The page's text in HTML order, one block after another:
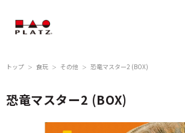
トップ ＞ 食玩 ＞ その他 ＞ 恐竜マスター2 (BOX)
恐竜マスター2 (BOX)